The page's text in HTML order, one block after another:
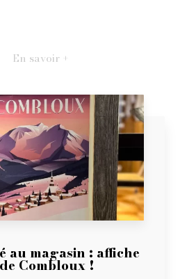
En savoir +
au magasin : affiche
Combloux !